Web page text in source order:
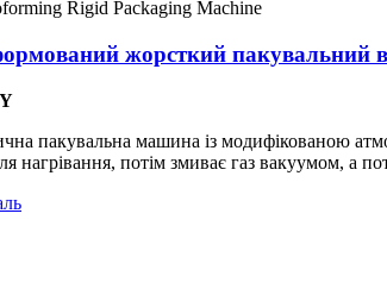
жорсткий пакувальний
пакувальна машина із модифікованою
нагрівання, потім змиває газ вакуумом, а